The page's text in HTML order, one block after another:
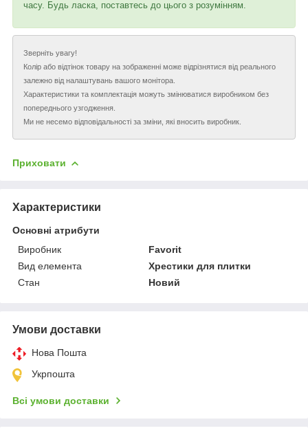
часу. Будь ласка, поставтесь до цього з розумінням.
Зверніть увагу!
Колір або відтінок товару на зображенні може відрізнятися від реального
залежно від налаштувань вашого монітора.
Характеристики та комплектація можуть змінюватися виробником без
попереднього узгодження.
Ми не несемо відповідальності за зміни, які вносить виробник.
Приховати
Характеристики
Основні атрибути
Виробник
Favorit
Вид елемента
Хрестики для плитки
Стан
Новий
Умови доставки
Нова Пошта
Укрпошта
Всі умови доставки